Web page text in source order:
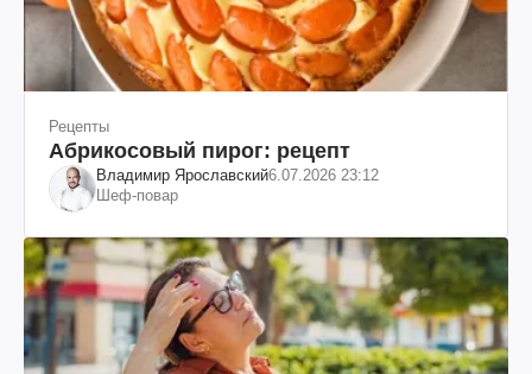
Рецепты
Абрикосовый пирог: рецепт
Владимир Ярославский6.07.2026 23:12
Шеф-повар